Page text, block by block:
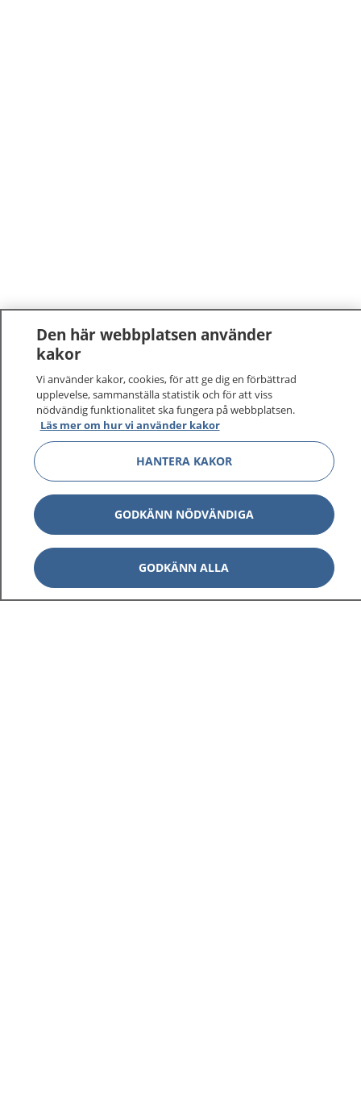
Den här webbplatsen använder
kakor
Vi använder kakor, cookies, för att ge dig en förbättrad
upplevelse, sammanställa statistik och för att viss
nödvändig funktionalitet ska fungera på webbplatsen.
Läs mer om hur vi använder kakor
HANTERA KAKOR
GODKÄNN NÖDVÄNDIGA
GODKÄNN ALLA